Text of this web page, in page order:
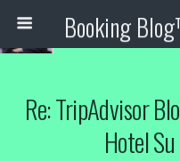
Re: TripAdvisor
Hotel